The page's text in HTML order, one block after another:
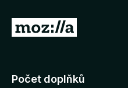
P
j
Počet doplňků